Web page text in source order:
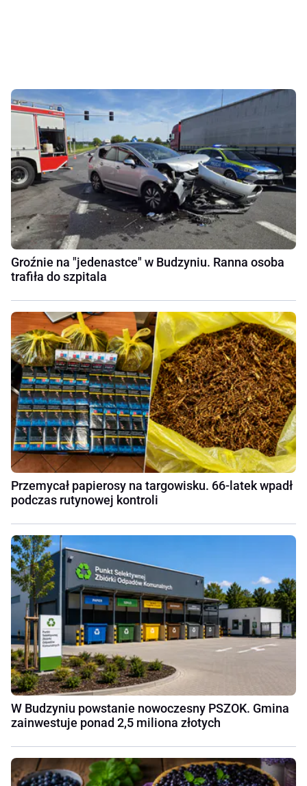
Groźnie na "jedenastce" w Budzyniu. Ranna osoba
trafiła do szpitala
Przemycał papierosy na targowisku. 66-latek wpadł
podczas rutynowej kontroli
W Budzyniu powstanie nowoczesny PSZOK. Gmina
zainwestuje ponad 2,5 miliona złotych